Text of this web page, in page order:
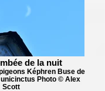
de la nuit
Képhren Buse de
Photo © Alex
Scott